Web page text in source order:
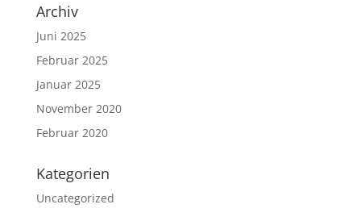
Archiv
Juni 2025
Februar 2025
Januar 2025
November 2020
Februar 2020
Kategorien
Uncategorized